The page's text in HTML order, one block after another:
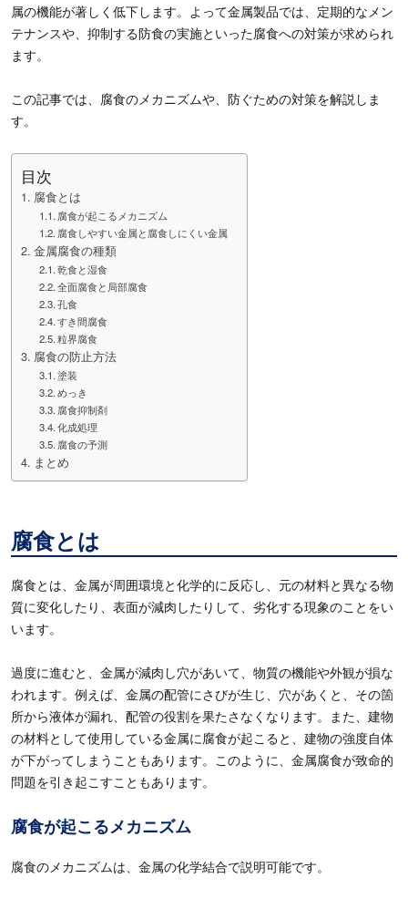
属の機能が著しく低下します。よって金属製品では、定期的なメン
テナンスや、抑制する防食の実施といった腐食への対策が求められ
ます。
この記事では、腐食のメカニズムや、防ぐための対策を解説しま
す。
目次
腐食とは
腐食が起こるメカニズム
腐食しやすい金属と腐食しにくい金属
金属腐食の種類
乾食と湿食
全面腐食と局部腐食
孔食
すき間腐食
粒界腐食
腐食の防止方法
塗装
めっき
腐食抑制剤
化成処理
腐食の予測
まとめ
腐食とは
腐食とは、金属が周囲環境と化学的に反応し、元の材料と異なる物
質に変化したり、表面が減肉したりして、劣化する現象のことをい
います。
過度に進むと、金属が減肉し穴があいて、物質の機能や外観が損な
われます。例えば、金属の配管にさびが生じ、穴があくと、その箇
所から液体が漏れ、配管の役割を果たさなくなります。また、建物
の材料として使用している金属に腐食が起こると、建物の強度自体
が下がってしまうこともあります。このように、金属腐食が致命的
問題を引き起こすこともあります。
腐食が起こるメカニズム
腐食のメカニズムは、金属の化学結合で説明可能です。